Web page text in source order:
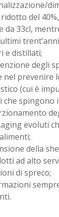
del
da 33cl,
e distillati;
degli
nel prevenire
(cui è
che spingono
evoluti
della
ad alto
di spreco;